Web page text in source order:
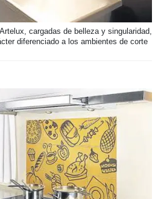
cargadas de belleza y singularidad,
diferenciado a los ambientes de corte